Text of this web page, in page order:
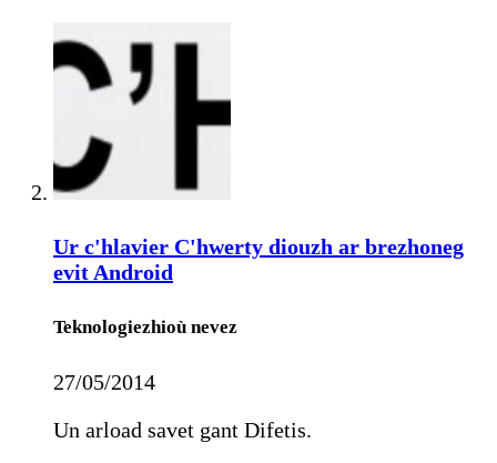
Ur c'hlavier C'hwerty diouzh ar brezhoneg
evit Android
Teknologiezhioù nevez
27/05/2014
Un arload savet gant Difetis.